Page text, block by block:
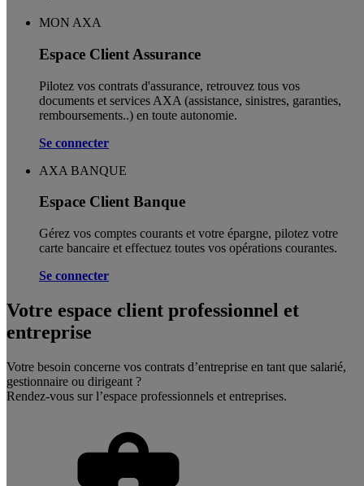
MON AXA
Espace Client Assurance
Pilotez vos contrats d'assurance, retrouvez tous vos
documents et services AXA (assistance, sinistres, garanties,
remboursements..) en toute autonomie. ​
Se connecter
AXA BANQUE
Espace Client Banque
Gérez vos comptes courants et votre épargne, pilotez votre
carte bancaire et effectuez toutes vos opérations courantes.
Se connecter
Votre espace client professionnel et
entreprise
Votre besoin concerne vos contrats d’entreprise en tant que salarié,
gestionnaire ou dirigeant ?
Rendez-vous sur l’espace professionnels et entreprises.